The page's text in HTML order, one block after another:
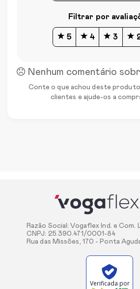
Filtrar por
5 4 3
Nenhum comentário
Conte o que achou deste
clientes e ajude-os a
Razão Social: Vogaflex Ind. e Com.
CNPJ: 25.390.471/0001-84
Rua das Missões, 170 - Ponta
Verificada por